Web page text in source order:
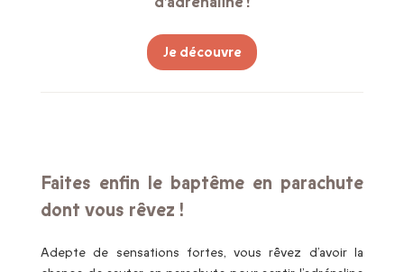
Je découvre
Faites enfin le baptême en parachute
dont vous rêvez !
Adepte de sensations fortes, vous rêvez d’avoir la